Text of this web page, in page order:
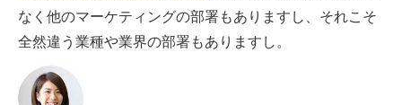
なく他のマーケティングの部署もありますし、それこそ
全然違う業種や業界の部署もありますし。